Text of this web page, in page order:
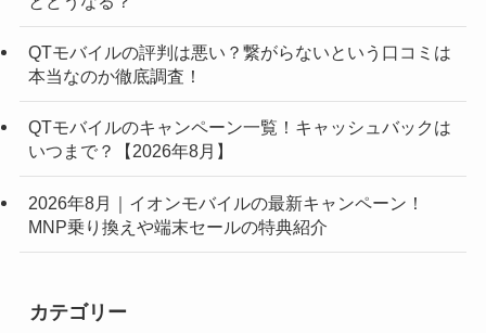
QTモバイルの評判は悪い？繋がらないという口コミは
本当なのか徹底調査！
QTモバイルのキャンペーン一覧！キャッシュバックは
いつまで？【2026年8月】
2026年8月｜イオンモバイルの最新キャンペーン！
MNP乗り換えや端末セールの特典紹介
カテゴリー